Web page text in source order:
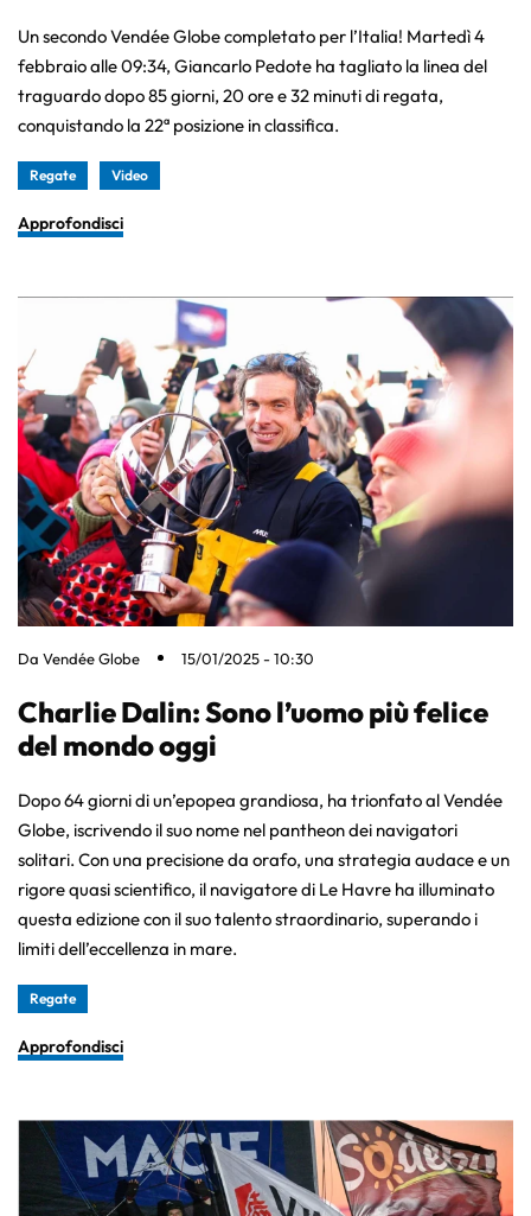
Un secondo Vendée Globe completato per l’Italia! Martedì 4
febbraio alle 09:34, Giancarlo Pedote ha tagliato la linea del
traguardo dopo 85 giorni, 20 ore e 32 minuti di regata,
conquistando la 22ª posizione in classifica.
Regate Video
Approfondisci
Da Vendée Globe 15/01/2025 - 10:30
Charlie Dalin: Sono l’uomo più felice
del mondo oggi
Dopo 64 giorni di un’epopea grandiosa, ha trionfato al Vendée
Globe, iscrivendo il suo nome nel pantheon dei navigatori
solitari. Con una precisione da orafo, una strategia audace e un
rigore quasi scientifico, il navigatore di Le Havre ha illuminato
questa edizione con il suo talento straordinario, superando i
limiti dell’eccellenza in mare.
Regate
Approfondisci